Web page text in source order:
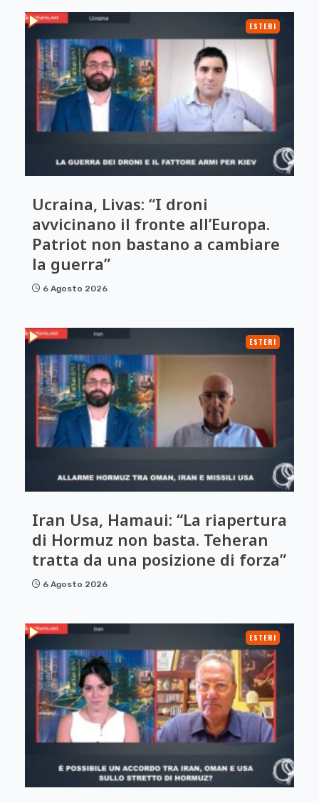
ESTERI
Ucraina, Livas: “I droni
avvicinano il fronte all’Europa.
Patriot non bastano a cambiare
la guerra”
6 Agosto 2026
ESTERI
Iran Usa, Hamaui: “La riapertura
di Hormuz non basta. Teheran
tratta da una posizione di forza”
6 Agosto 2026
ESTERI